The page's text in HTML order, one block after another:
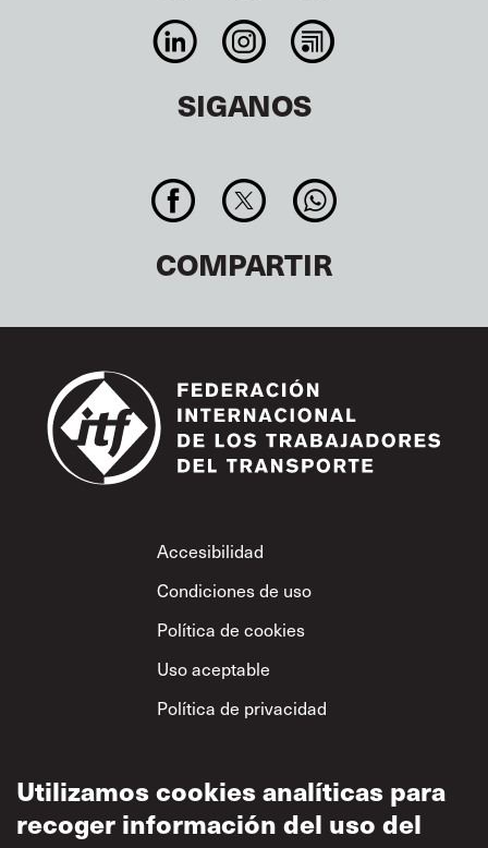
SIGANOS
COMPARTIR
Footer
Accesibilidad
Condiciones de uso
Política de cookies
Uso aceptable
Política de privacidad
Utilizamos cookies analíticas para
recoger información del uso del